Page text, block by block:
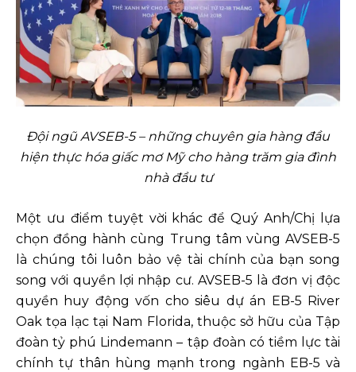
Đội ngũ AVSEB-5 – những chuyên gia hàng đầu
hiện thực hóa giấc mơ Mỹ cho hàng trăm gia đình
nhà đầu tư
Một ưu điểm tuyệt vời khác để Quý Anh/Chị lựa
chọn đồng hành cùng Trung tâm vùng AVSEB-5
là chúng tôi luôn bảo vệ tài chính của bạn song
song với quyền lợi nhập cư. AVSEB-5 là đơn vị độc
quyền huy động vốn cho siêu dự án EB-5 River
Oak tọa lạc tại Nam Florida, thuộc sở hữu của Tập
đoàn tỷ phú Lindemann – tập đoàn có tiềm lực tài
chính tự thân hùng mạnh trong ngành EB-5 và